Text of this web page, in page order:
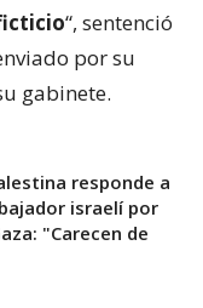
“, sentenció
por su
gabinete.
responde a
israelí por
"Carecen de